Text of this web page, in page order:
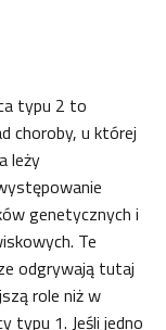
typu 2 to
choroby, u której
leży
genetycznych i
Te
odgrywają tutaj
role niż w
typu 1. Jeśli jedno